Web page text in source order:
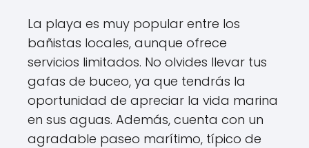
La playa es muy popular entre los
bañistas locales, aunque ofrece
servicios limitados. No olvides llevar tus
gafas de buceo, ya que tendrás la
oportunidad de apreciar la vida marina
en sus aguas. Además, cuenta con un
agradable paseo marítimo, típico de